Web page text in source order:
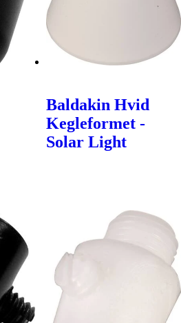
Baldakin Hvid
Kegleformet -
Solar Light